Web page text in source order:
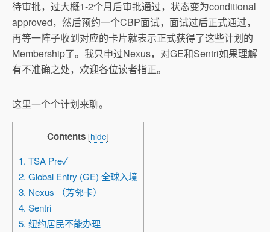
待审批，过大概1-2个月后审批通过，状态变为conditional
approved，然后预约一个CBP面试，面试过后正式通过，
再等一阵子收到对应的卡片就表示正式获得了这些计划的
Membership了。我只申过Nexus，对GE和Sentri如果理解
有不准确之处，欢迎各位读者指正。
这里一个个计划来聊。
Contents [hide]
1. TSA Pre✓
2. Global Entry (GE) 全球入境
3. Nexus （芳邻卡）
4. Sentri
5. 纽约居民不能办理